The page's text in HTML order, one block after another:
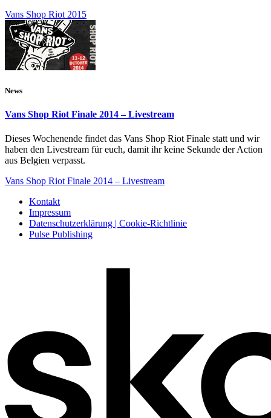
Vans Shop Riot 2015
News
Vans Shop Riot Finale 2014 – Livestream
Dieses Wochenende findet das Vans Shop Riot Finale statt und wir
haben den Livestream für euch, damit ihr keine Sekunde der Action
aus Belgien verpasst.
Vans Shop Riot Finale 2014 – Livestream
Kontakt
Impressum
Datenschutzerklärung | Cookie-Richtlinie
Pulse Publishing